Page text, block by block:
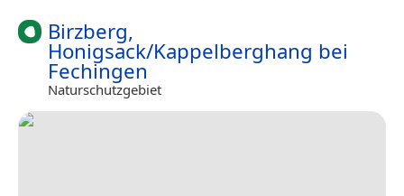
Birzberg,
Honigsack/Kappelberghang bei
Fechingen
Naturschutzgebiet